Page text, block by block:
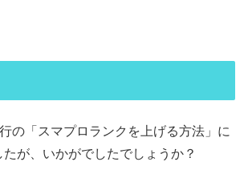
の「スマプロランクを上げる方法」に
が、いかがでしたでしょうか？